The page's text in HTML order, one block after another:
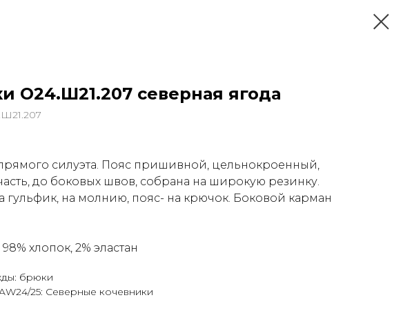
О24.Ш21.207 северная ягода
силуэта. Пояс пришивной, цельнокроенный,
до боковых швов, собрана на широкую резинку.
гульфик, на молнию, пояс- на крючок. Боковой карман
98% хлопок, 2% эластан
брюки
25: Северные кочевники